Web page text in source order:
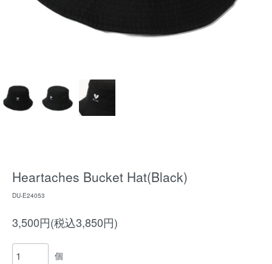
Heartaches Bucket Hat(Black)
DU-E24053
3,500円(税込3,850円)
個